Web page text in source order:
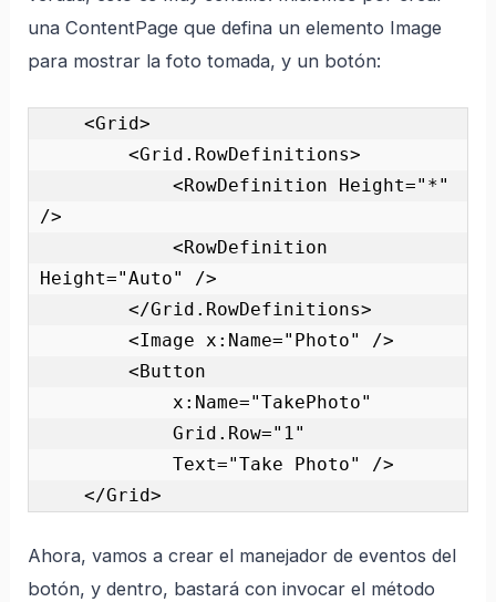
una ContentPage que defina un elemento Image
para mostrar la foto tomada, y un botón:
    <Grid>
        <Grid.RowDefinitions>
            <RowDefinition Height="*"
/>
            <RowDefinition
Height="Auto" />
        </Grid.RowDefinitions>
        <Image x:Name="Photo" />
        <Button
            Grid.Row="1"
            Text="Take Photo" />
    </Grid>
Ahora, vamos a crear el manejador de eventos del
botón, y dentro, bastará con invocar el método